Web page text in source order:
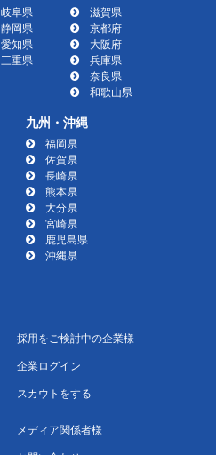
岐阜県
静岡県
愛知県
三重県
滋賀県
京都府
大阪府
兵庫県
奈良県
和歌山県
九州・沖縄
福岡県
佐賀県
長崎県
熊本県
大分県
宮崎県
鹿児島県
沖縄県
採用をご検討中の企業様
企業ログイン
スカウトをする
メディア関係者様